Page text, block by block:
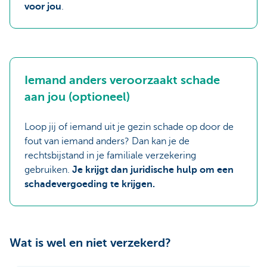
voor jou.
Iemand anders veroorzaakt schade
aan jou (optioneel)
Loop jij of iemand uit je gezin schade op door de
fout van iemand anders? Dan kan je de
rechtsbijstand in je familiale verzekering
gebruiken. Je krijgt dan juridische hulp om een
schadevergoeding te krijgen.
Wat is wel en niet verzekerd?